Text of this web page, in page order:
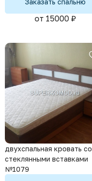
от 15000 ₽
двухспальная кровать со
стеклянными вставками
№1079